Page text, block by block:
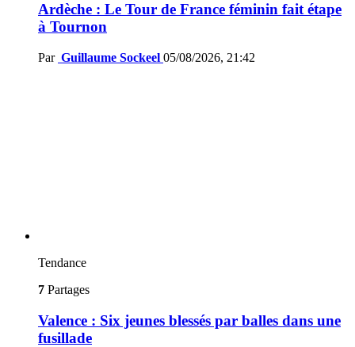
Ardèche : Le Tour de France féminin fait étape
à Tournon
Par Guillaume Sockeel 05/08/2026, 21:42
Tendance
7 Partages
Valence : Six jeunes blessés par balles dans une
fusillade